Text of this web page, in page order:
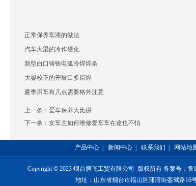
正常保养车漆的做法
汽车大梁的冷作硬化
新型白口铸铁电弧冷焊焊条
大梁校正的开坡口多层焊
夏季用车有几点需要格外注意
上一条： 爱车保养大比拼
下一条： 女车主如何维修爱车车在途也不怕
产品中心| 新闻中心| 联系我们 网站地
Copyright © 2023 烟台腾飞工贸有限公司 版权所有 备案号：鲁
地址：山东省烟台市福山区蒲湾街銮驾路16